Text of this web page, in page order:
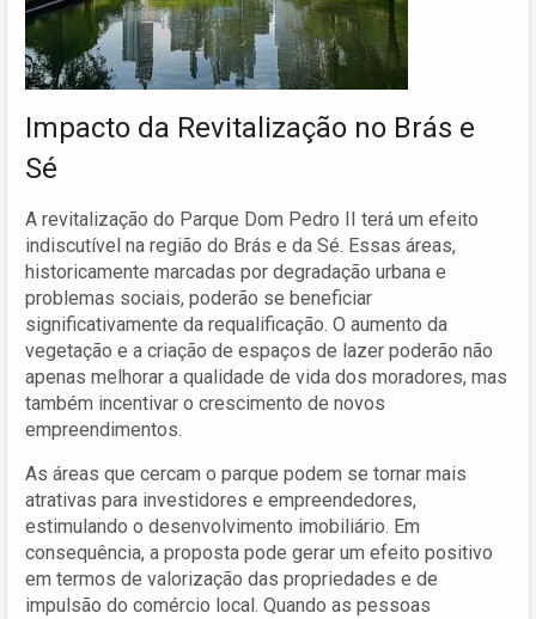
Impacto da Revitalização no Brás e
Sé
A revitalização do Parque Dom Pedro II terá um efeito
indiscutível na região do Brás e da Sé. Essas áreas,
historicamente marcadas por degradação urbana e
problemas sociais, poderão se beneficiar
significativamente da requalificação. O aumento da
vegetação e a criação de espaços de lazer poderão não
apenas melhorar a qualidade de vida dos moradores, mas
também incentivar o crescimento de novos
empreendimentos.
As áreas que cercam o parque podem se tornar mais
atrativas para investidores e empreendedores,
estimulando o desenvolvimento imobiliário. Em
consequência, a proposta pode gerar um efeito positivo
em termos de valorização das propriedades e de
impulsão do comércio local. Quando as pessoas